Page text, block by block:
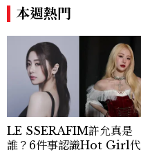
本週熱門
LE SSERAFIM許允真是
誰？6件事認識Hot Girl代